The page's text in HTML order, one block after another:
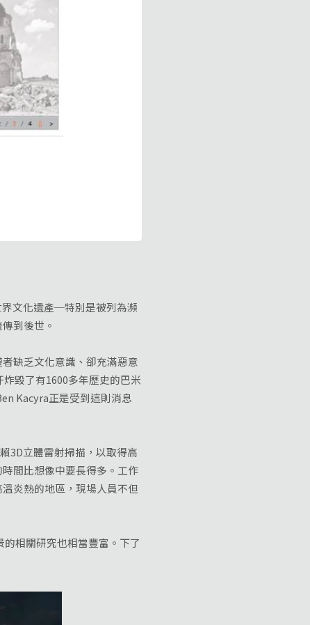
文化遺產─特別是被列為瀕
到後世。
缺乏文化意識、卻充滿惡意
毀了有1600多年歷史的巴米
Kacyra正是受到這則消息
3D立體雷射掃描，以取得高
間比想像中要長得多。工作
炎熱的地區，現場人員不但
相關研究也相當豐富。下了